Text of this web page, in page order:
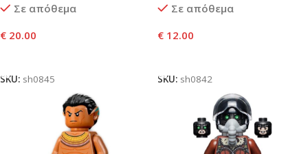
Σε απόθεμα
€ 20.00
SKU: sh0845
Σε απόθεμα
€ 12.00
SKU: sh0842